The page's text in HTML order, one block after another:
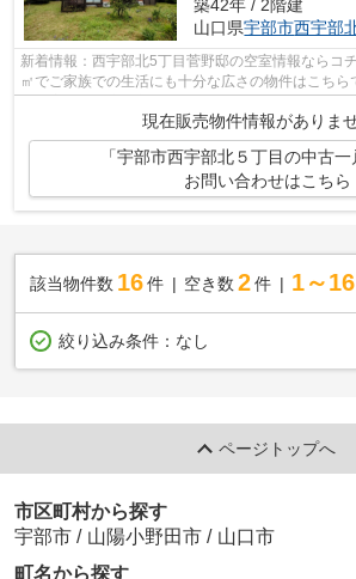
築42年 / 2階建
山口県宇部市西宇部
新着情報：西宇部北5丁目菅野邸の空室情報ならコ
㎡でご家族での生活にも十分な広さの物件はこち
す。室内の環境も良好な、住みよい中古の...
現在販売物件情報がありませ
「宇部市西宇部北５丁目の中古
お問い合わせはこちら
該当物件数 16件 空き数 2 件 1～16
絞り込み条件： なし
ページトップへ
市区町村から探す
宇部市 / 山陽小野田市 / 山口市
町名から探す